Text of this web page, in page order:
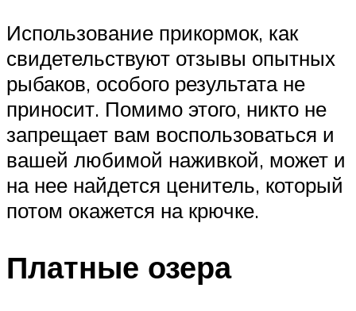
Использование прикормок, как
свидетельствуют отзывы опытных
рыбаков, особого результата не
приносит. Помимо этого, никто не
запрещает вам воспользоваться и
вашей любимой наживкой, может и
на нее найдется ценитель, который
потом окажется на крючке.
Платные озера